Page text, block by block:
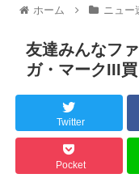
ホーム ニュー
友達みんなフ
ガ・マークIII
Twitter
Pocket